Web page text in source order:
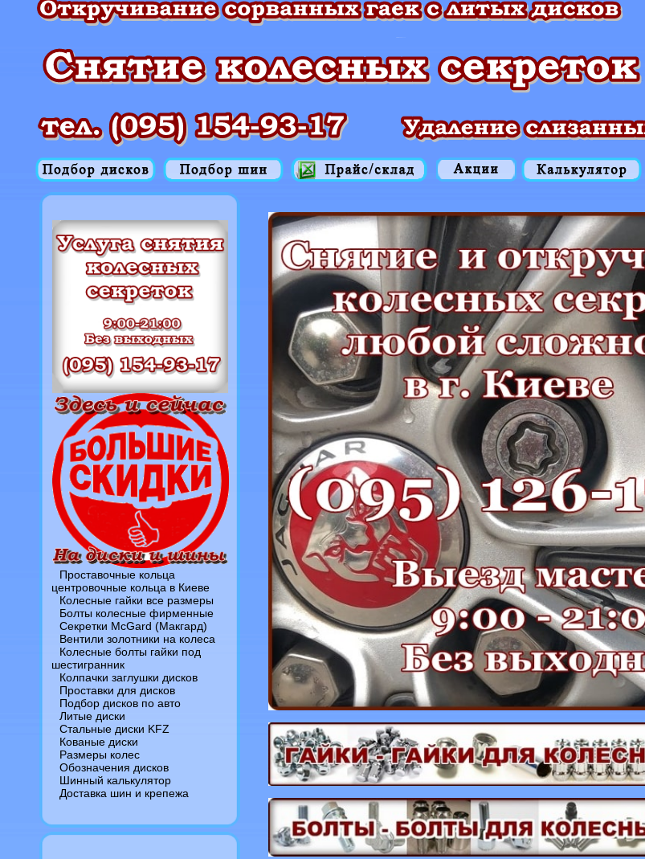
Проставочные кольца
центровочные кольца в Киеве
Колесные гайки все размеры
Болты колесные фирменные
Секретки McGard (Макгард)
Вентили золотники на колеса
Колесные болты гайки под
шестигранник
Колпачки заглушки дисков
Проставки для дисков
Подбор дисков по авто
Литые диски
Стальные диски KFZ
Кованые диски
Размеры колес
Обозначения дисков
Шинный калькулятор
Доставка шин и крепежа